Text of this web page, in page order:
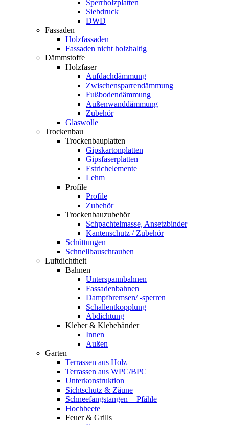
Sperrholzplatten
Siebdruck
DWD
Fassaden
Holzfassaden
Fassaden nicht holzhaltig
Dämmstoffe
Holzfaser
Aufdachdämmung
Zwischensparrendämmung
Fußbodendämmung
Außenwanddämmung
Zubehör
Glaswolle
Trockenbau
Trockenbauplatten
Gipskartonplatten
Gipsfaserplatten
Estrichelemente
Lehm
Profile
Profile
Zubehör
Trockenbauzubehör
Schpachtelmasse, Ansetzbinder
Kantenschutz / Zubehör
Schüttungen
Schnellbauschrauben
Luftdichtheit
Bahnen
Unterspannbahnen
Fassadenbahnen
Dampfbremsen/ -sperren
Schallentkopplung
Abdichtung
Kleber & Klebebänder
Innen
Außen
Garten
Terrassen aus Holz
Terrassen aus WPC/BPC
Unterkonstruktion
Sichtschutz & Zäune
Schneefangstangen + Pfähle
Hochbeete
Feuer & Grills